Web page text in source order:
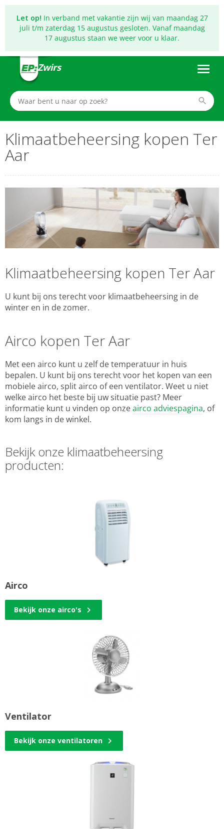
Let op! In verband met vakantie zijn wij van maandag 27
juli t/m zaterdag 15 augustus gesloten. Vanaf maandag
17 augustus staan we weer voor u klaar.
Zwirs
Klimaatbeheersing kopen Ter
Aar
Klimaatbeheersing kopen Ter Aar
U kunt bij ons terecht voor klimaatbeheersing in de
winter en in de zomer.
Airco kopen Ter Aar
Met een airco kunt u zelf de temperatuur in huis
bepalen. U kunt bij ons terecht voor het kopen van een
mobiele airco, split airco of een ventilator. Weet u niet
welke airco het beste bij uw situatie past? Meer
informatie kunt u vinden op onzeairco adviespagina, of
kom langs in de winkel.
Bekijk onze klimaatbeheersing
producten:
Airco
Bekijk onze airco's
Ventilator
Bekijk onze ventilatoren